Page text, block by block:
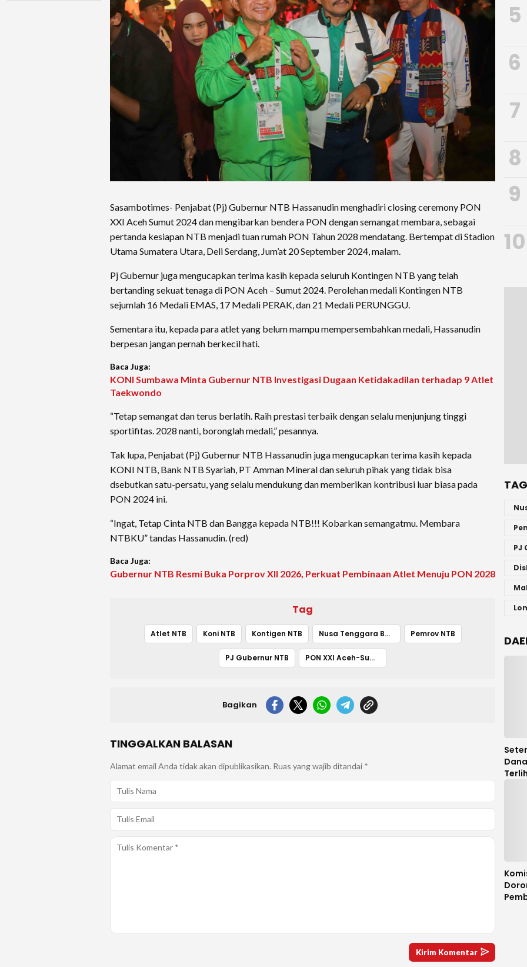
Sasambotimes- Penjabat (Pj) Gubernur NTB Hassanudin menghadiri closing ceremony PON
XXI Aceh Sumut 2024 dan mengibarkan bendera PON dengan semangat membara, sebagai
pertanda kesiapan NTB menjadi tuan rumah PON Tahun 2028 mendatang. Bertempat di Stadion
Utama Sumatera Utara, Deli Serdang, Jum’at 20 September 2024, malam.
Pj Gubernur juga mengucapkan terima kasih kepada seluruh Kontingen NTB yang telah
bertanding sekuat tenaga di PON Aceh – Sumut 2024. Perolehan medali Kontingen NTB
sejumlah 16 Medali EMAS, 17 Medali PERAK, dan 21 Medali PERUNGGU.
Sementara itu, kepada para atlet yang belum mampu mempersembahkan medali, Hassanudin
berpesan jangan pernah berkecil hati.
Baca Juga:
KONI Sumbawa Minta Gubernur NTB Investigasi Dugaan Ketidakadilan terhadap 9 Atlet
Taekwondo
“Tetap semangat dan terus berlatih. Raih prestasi terbaik dengan selalu menjunjung tinggi
sportifitas. 2028 nanti, boronglah medali,” pesannya.
Tak lupa, Penjabat (Pj) Gubernur NTB Hassanudin juga mengucapkan terima kasih kepada
KONI NTB, Bank NTB Syariah, PT Amman Mineral dan seluruh pihak yang tidak bisa
dsebutkan satu-persatu, yang selalu mendukung dan memberikan kontribusi luar biasa pada
PON 2024 ini.
“Ingat, Tetap Cinta NTB dan Bangga kepada NTB!!! Kobarkan semangatmu. Membara
NTBKU” tandas Hassanudin. (red)
Baca Juga:
Gubernur NTB Resmi Buka Porprov XII 2026, Perkuat Pembinaan Atlet Menuju PON 2028
Tag
Atlet NTB Koni NTB Kontigen NTB Nusa Tenggara Barat Pemrov NTB
PJ Gubernur NTB PON XXI Aceh-Sumut
Bagikan
TINGGALKAN BALASAN
Alamat email Anda tidak akan dipublikasikan. Ruas yang wajib ditandai *
5
6
7
8
9
10
PJ